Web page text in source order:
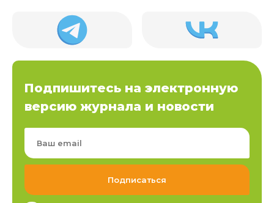
Подпишитесь на электронную
версию журнала и новости